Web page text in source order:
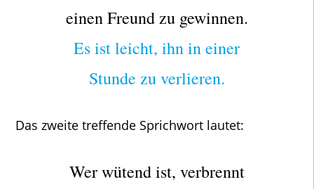
einen Freund zu gewinnen.
Es ist leicht, ihn in einer
Stunde zu verlieren.
Das zweite treffende Sprichwort lautet:
Wer wütend ist, verbrennt